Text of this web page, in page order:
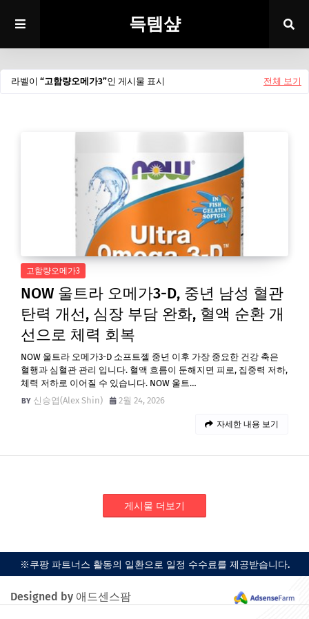
득템샾
라벨이 고함량오메가3 인 게시물 표시 전체 보기
고함량오메가3
NOW 울트라 오메가3-D, 중년 남성 혈관
탄력 개선, 심장 부담 완화, 혈액 순환 개
선으로 체력 회복
NOW 울트라 오메가3-D 소프트젤 중년 이후 가장 중요한 건강 축은
혈행과 심혈관 관리 입니다. 혈액 흐름이 둔해지면 피로, 집중력 저하,
체력 저하로 이어질 수 있습니다. NOW 울트…
신승엽(Alex Shin)
2월 24, 2026
자세한 내용 보기
게시물 더보기
※쿠팡 파트너스 활동의 일환으로 일정 수수료를 제공받습니다.
Designed by 애드센스팜